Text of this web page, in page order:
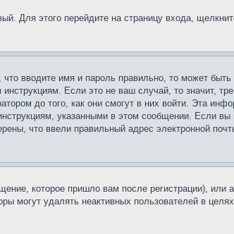
Для этого перейдите на страницу входа,
вводите имя и пароль правильно, то может
Если это не ваш случай, то значит,
до того, как они смогут в них войти. Эта
указанными в этом сообщении. Если
что ввели правильный адрес электронной
которое пришло вам после регистрации),
могут удалять неактивных пользователей в